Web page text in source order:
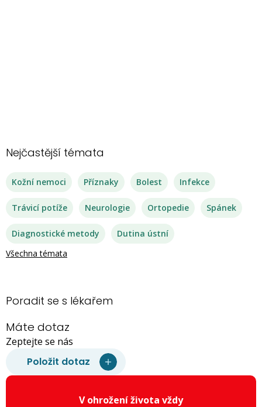
Nejčastější témata
Kožní nemoci Příznaky Bolest Infekce
Trávicí potíže Neurologie Ortopedie Spánek
Diagnostické metody
Dutina ústní
Všechna témata
Poradit se s lékařem
Máte dotaz
Zeptejte se nás
Položit dotaz
V ohrožení života vždy